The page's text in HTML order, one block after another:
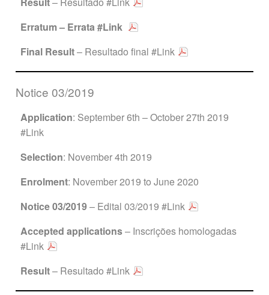
Erratum – Errata #Link
Final Result– Resultado final #Link
Notice 03/2019
Application: September 6th – October 27th 2019
#Link
Selection: November 4th 2019
Enrolment: November 2019 to June 2020
Notice 03/2019– Edital 03/2019 #Link
Accepted applications– Inscrições homologadas
#Link
Result– Resultado #Link